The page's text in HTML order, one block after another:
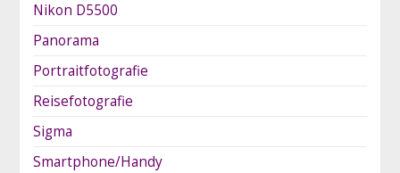
Nikon D5500
Panorama
Portraitfotografie
Reisefotografie
Sigma
Smartphone/Handy